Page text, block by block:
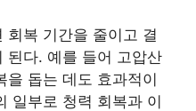
회복 기간을 줄이고 결
된다. 예를 들어 고압산
을 돕는 데도 효과적이
일부로 청력 회복과 이